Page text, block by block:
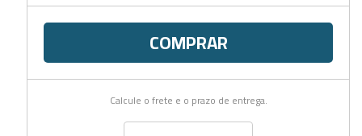
COMPRAR
Calcule o frete e o prazo de entrega.